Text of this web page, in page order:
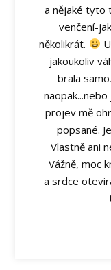
a nějaké tyto
venčení-
několikrát.
jakoukoliv
brala
projev mě
popsané.
Vlastně ani
Vážně, moc
a srdce